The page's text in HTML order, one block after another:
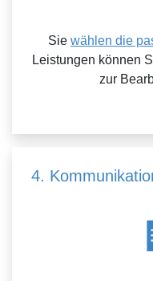
Sie wählen die
Leistungen können
zur
4.